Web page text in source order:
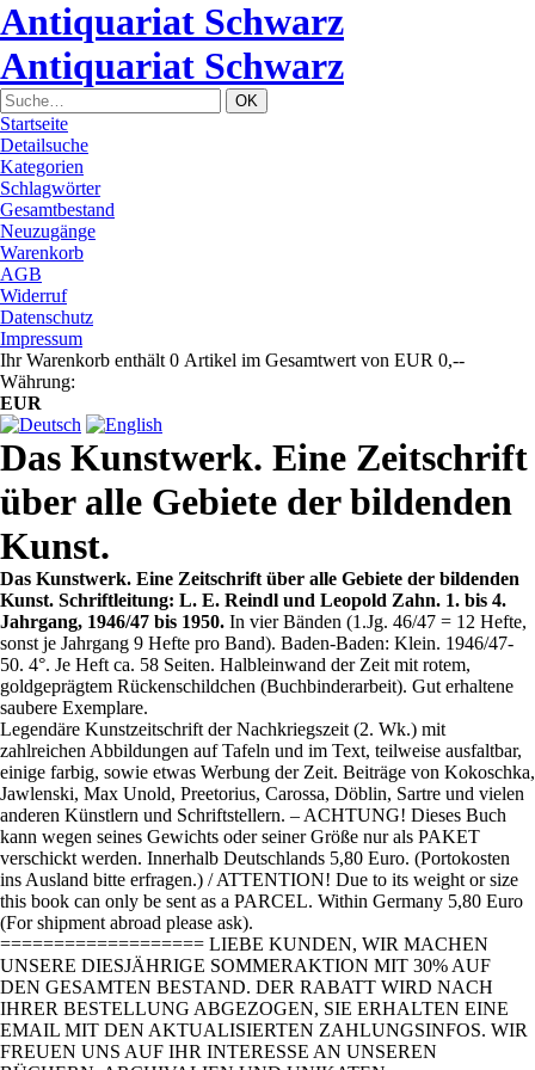
Antiquariat Schwarz
Antiquariat Schwarz
Startseite
Detailsuche
Kategorien
Schlagwörter
Gesamtbestand
Neuzugänge
Warenkorb
AGB
Widerruf
Datenschutz
Impressum
Ihr Warenkorb enthält 0 Artikel im Gesamtwert von EUR 0,--
Währung:
EUR
Das Kunstwerk. Eine Zeitschrift
über alle Gebiete der bildenden
Kunst.
Das Kunstwerk. Eine Zeitschrift über alle Gebiete der bildenden
Kunst. Schriftleitung: L. E. Reindl und Leopold Zahn. 1. bis 4.
Jahrgang, 1946/47 bis 1950. In vier Bänden (1.Jg. 46/47 = 12 Hefte,
sonst je Jahrgang 9 Hefte pro Band). Baden-Baden: Klein. 1946/47-
50. 4°. Je Heft ca. 58 Seiten. Halbleinwand der Zeit mit rotem,
goldgeprägtem Rückenschildchen (Buchbinderarbeit). Gut erhaltene
saubere Exemplare.
Legendäre Kunstzeitschrift der Nachkriegszeit (2. Wk.) mit
zahlreichen Abbildungen auf Tafeln und im Text, teilweise ausfaltbar,
einige farbig, sowie etwas Werbung der Zeit. Beiträge von Kokoschka,
Jawlenski, Max Unold, Preetorius, Carossa, Döblin, Sartre und vielen
anderen Künstlern und Schriftstellern. – ACHTUNG! Dieses Buch
kann wegen seines Gewichts oder seiner Größe nur als PAKET
verschickt werden. Innerhalb Deutschlands 5,80 Euro. (Portokosten
ins Ausland bitte erfragen.) / ATTENTION! Due to its weight or size
this book can only be sent as a PARCEL. Within Germany 5,80 Euro
(For shipment abroad please ask).
=================== LIEBE KUNDEN, WIR MACHEN
UNSERE DIESJÄHRIGE SOMMERAKTION MIT 30% AUF
DEN GESAMTEN BESTAND. DER RABATT WIRD NACH
IHRER BESTELLUNG ABGEZOGEN, SIE ERHALTEN EINE
EMAIL MIT DEN AKTUALISIERTEN ZAHLUNGSINFOS. WIR
FREUEN UNS AUF IHR INTERESSE AN UNSEREN